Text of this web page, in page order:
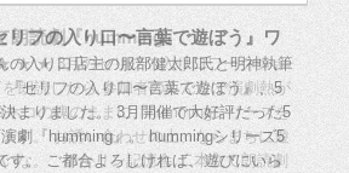
朗読劇『humming』
★ ★ 3月のセリフの入り口ワークショ
朗読したら 参加者のみんなで演劇熱が
コの魂のままに、hummingシリーズを
す。 お誘い合わせの上、ならまちに遊
な。 ポかリン記憶舎 二本立て朗読劇
リフの入り口〜言葉で遊ぼう』ワ
の入り口店主の服部健太郎氏と明神執筆
『セリフの入り口〜言葉で遊ぼう』、5
まりました。 3月開催で大好評だった5
劇『humming』。 hummingシリーズ5
す。 ご都合よろしければ、遊びにいら